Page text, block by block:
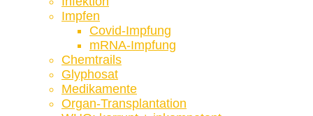
Impfen
Covid-Impfung
mRNA-Impfung
Chemtrails
Glyphosat
Medikamente
Organ-Transplantation